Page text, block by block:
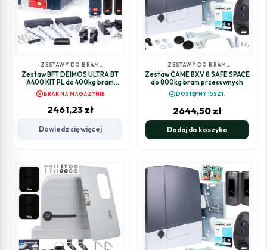
ZESTAWY DO BRAM
PRZESUWNYCH
Zestaw BFT DEIMOS ULTRA BT
A400 KIT PL do 400kg bram
przesuwnych
cancelBRAK NA MAGAZYNIE
2461,23 zł
Dowiedz się więcej
ZESTAWY DO BRAM
PRZESUWNYCH
Zestaw CAME BXV 8 SAFE SPACE
do 800kg bram przesuwnych
check_circleDOSTĘPNY 15SZT.
2644,50 zł
Dodaj do koszyka